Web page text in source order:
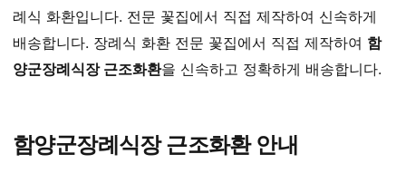
례식 화환입니다. 전문 꽃집에서 직접 제작하여 신속하게
배송합니다. 장례식 화환 전문 꽃집에서 직접 제작하여 함
양군장례식장 근조화환을 신속하고 정확하게 배송합니다.
함양군장례식장 근조화환 안내